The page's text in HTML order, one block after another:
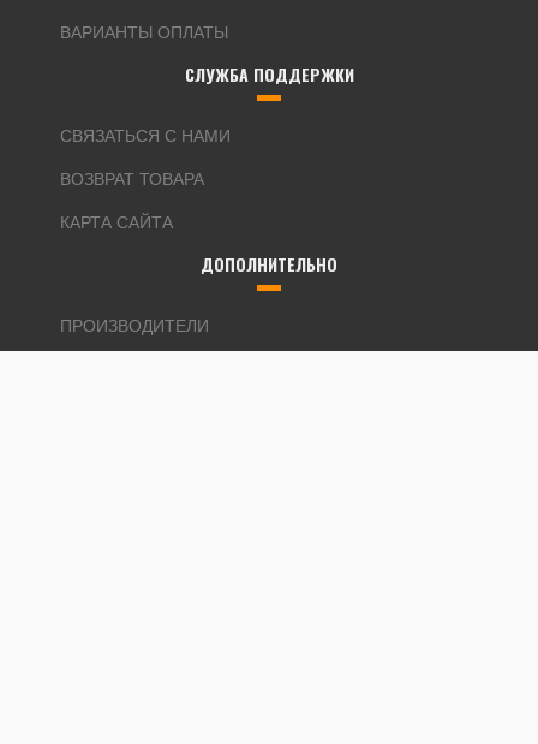
ВАРИАНТЫ ОПЛАТЫ
СЛУЖБА ПОДДЕРЖКИ
СВЯЗАТЬСЯ С НАМИ
ВОЗВРАТ ТОВАРА
КАРТА САЙТА
ДОПОЛНИТЕЛЬНО
ПРОИЗВОДИТЕЛИ